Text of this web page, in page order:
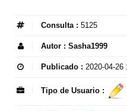
Consulta : 5125
Autor : Sasha1999
Publicado : 2020-04-26
Tipo de Usuario :